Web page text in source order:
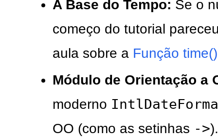
A Base do Tempo: Se o
começo do tutorial
aula sobre a Função
Módulo de Orientação a
moderno
OO (como as setinhas ->